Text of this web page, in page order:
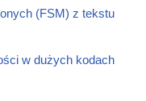
(FSM) z tekstu
w dużych kodach